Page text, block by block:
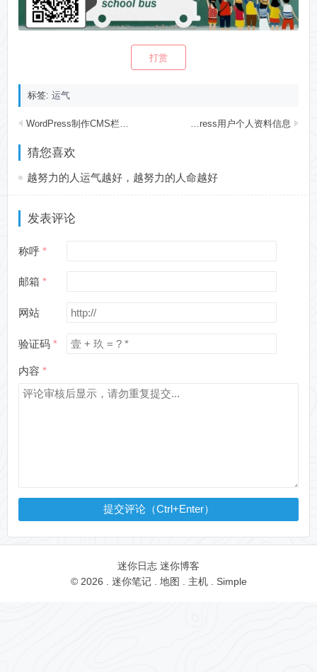
打赏
标签:运气
WordPress制作CMS栏目的方法 如何自定义WordPress用户个人资料信息
猜您喜欢
越努力的人运气越好，越努力的人命越好
发表评论
称呼
邮箱
网站
验证码
内容
提交评论（Ctrl+Enter）
迷你日志 迷你博客
© 2026 . 迷你笔记. 地图 主机. Simple